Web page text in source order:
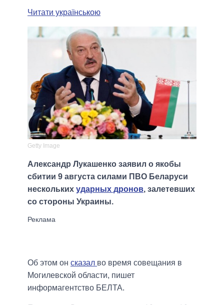
Читати українською
Getty Image
Александр Лукашенко заявил о якобы
сбитии 9 августа силами ПВО Беларуси
нескольких ударных дронов, залетевших
со стороны Украины.
Об этом он сказал во время совещания в
Могилевской области, пишет
информагентство БЕЛТА.